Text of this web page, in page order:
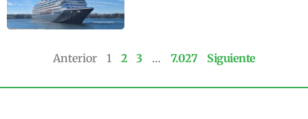
Anterior 1 2 3 … 7.027 Siguiente